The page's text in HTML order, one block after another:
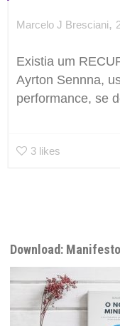
Marcelo J Bresciani,
Existia um
Ayrton Sennna,
performance, se
3 likes
Download: